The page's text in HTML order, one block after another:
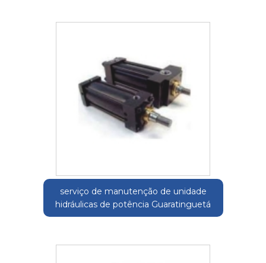
serviço de manutenção de unidade
hidráulicas de potência Guaratinguetá